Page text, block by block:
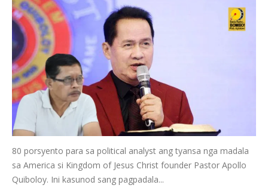
80 porsyento para sa political analyst ang tyansa nga madala
sa America si Kingdom of Jesus Christ founder Pastor Apollo
Quiboloy. Ini kasunod sang pagpadala...